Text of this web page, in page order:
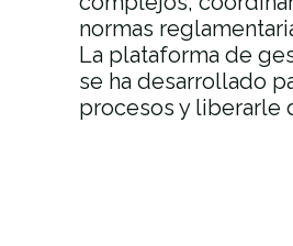
normas
La plataforma de
se ha desarrollado
procesos y liberarle